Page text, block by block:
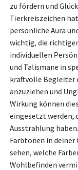
zu fördern und
Tierkreiszeichen
persönliche Aura
wichtig, die
individuellen
und Talismane in
kraftvolle Begleiter
anzuziehen und
Wirkung können
eingesetzt werden,
Ausstrahlung
Farbtönen in deiner
sehen, welche
Wohlbefinden